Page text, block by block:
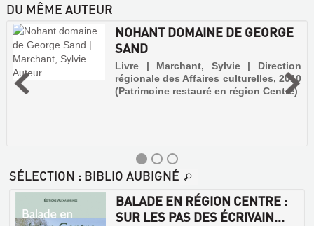
DU MÊME AUTEUR
NOHANT DOMAINE DE GEORGE
SAND
Livre | Marchant, Sylvie | Direction
régionale des Affaires culturelles, 2010
(Patrimoine restauré en région Centre)
SÉLECTION : BIBLIO AUBIGNÉ
BALADE EN RÉGION CENTRE :
SUR LES PAS DES ÉCRIVAIN...